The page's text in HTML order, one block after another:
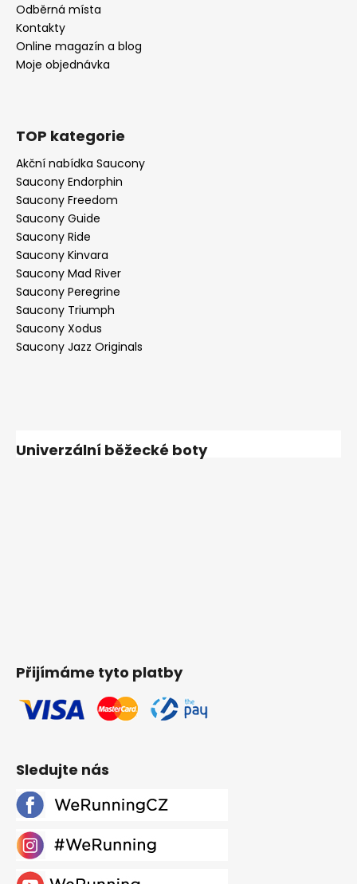
Odběrná místa
Kontakty
Online magazín a blog
Moje objednávka
TOP kategorie
Akční nabídka Saucony
Saucony Endorphin
Saucony Freedom
Saucony Guide
Saucony Ride
Saucony Kinvara
Saucony Mad River
Saucony Peregrine
Saucony Triumph
Saucony Xodus
Saucony Jazz Originals
Univerzální běžecké boty
Přijímáme tyto platby
Sledujte nás